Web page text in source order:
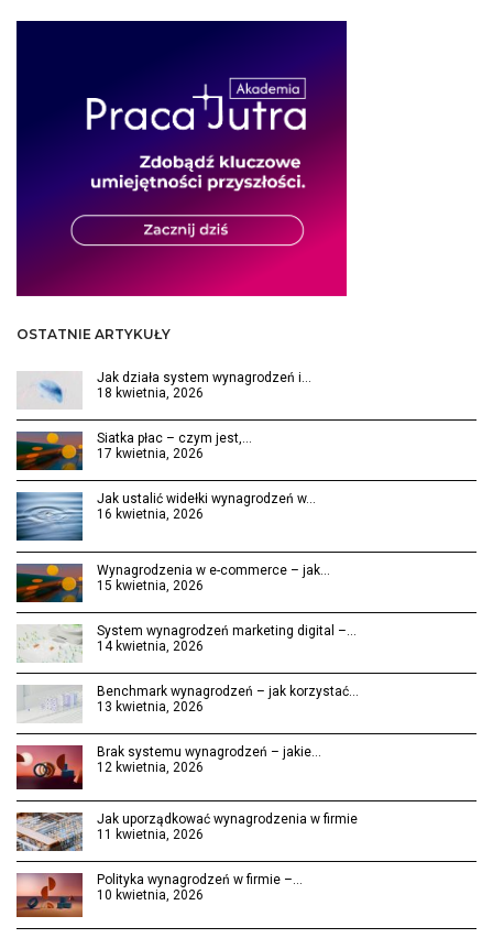
OSTATNIE ARTYKUŁY
Jak działa system wynagrodzeń i…
18 kwietnia, 2026
Siatka płac – czym jest,…
17 kwietnia, 2026
Jak ustalić widełki wynagrodzeń w…
16 kwietnia, 2026
Wynagrodzenia w e-commerce – jak…
15 kwietnia, 2026
System wynagrodzeń marketing digital –…
14 kwietnia, 2026
Benchmark wynagrodzeń – jak korzystać…
13 kwietnia, 2026
Brak systemu wynagrodzeń – jakie…
12 kwietnia, 2026
Jak uporządkować wynagrodzenia w firmie
11 kwietnia, 2026
Polityka wynagrodzeń w firmie –…
10 kwietnia, 2026